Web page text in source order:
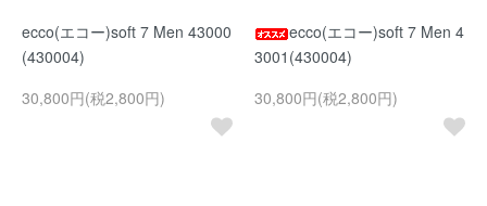
ecco(エコー)soft 7 Men 43000
(430004)
30,800円(税2,800円)
ecco(エコー)soft 7 Men 4
3001(430004)
30,800円(税2,800円)